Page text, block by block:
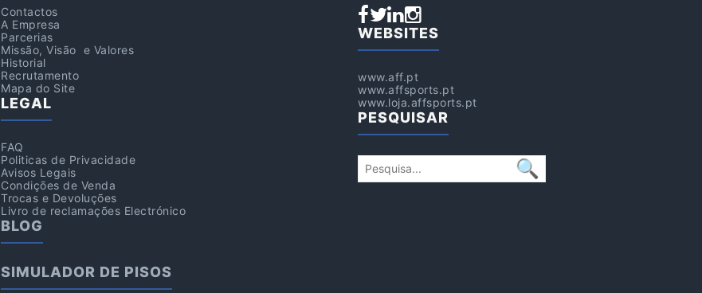
Contactos
A Empresa
Parcerias
Missão, Visão e Valores
Historial
Recrutamento
Mapa do Site
LEGAL
FAQ
Politicas de Privacidade
Avisos Legais
Condições de Venda
Trocas e Devoluções
Livro de reclamações Electrónico
BLOG
SIMULADOR DE PISOS
WEBSITES
www.aff.pt
www.affsports.pt
www.loja.affsports.pt
PESQUISAR